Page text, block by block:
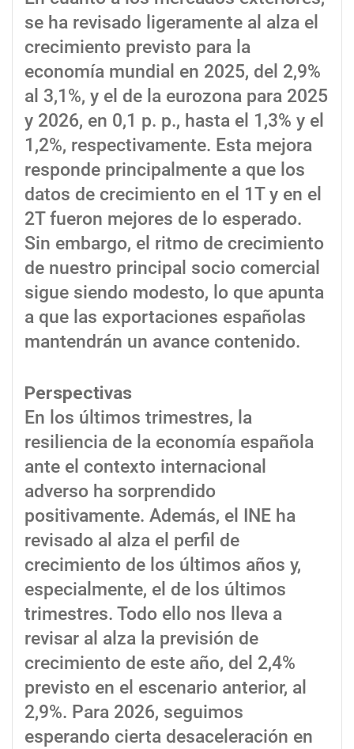
se ha revisado ligeramente al alza el
crecimiento previsto para la
economía mundial en 2025, del 2,9%
al 3,1%, y el de la eurozona para 2025
y 2026, en 0,1 p. p., hasta el 1,3% y el
1,2%, respectivamente. Esta mejora
responde principalmente a que los
datos de crecimiento en el 1T y en el
2T fueron mejores de lo esperado.
Sin embargo, el ritmo de crecimiento
de nuestro principal socio comercial
sigue siendo modesto, lo que apunta
a que las exportaciones españolas
mantendrán un avance contenido.
Perspectivas
En los últimos trimestres, la
resiliencia de la economía española
ante el contexto internacional
adverso ha sorprendido
positivamente. Además, el INE ha
revisado al alza el perfil de
crecimiento de los últimos años y,
especialmente, el de los últimos
trimestres. Todo ello nos lleva a
revisar al alza la previsión de
crecimiento de este año, del 2,4%
previsto en el escenario anterior, al
2,9%. Para 2026, seguimos
esperando cierta desaceleración en